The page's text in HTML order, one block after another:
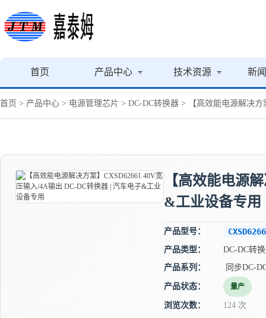
首页 产品中心 技术资源 新
首页 > 产品中心 > 电源管理芯片 > DC-DC转换器 > 【高效能电源解决方
【高效能电源
&工业设备专用
产品型号：
产品类型：
DC-DC转
产品系列：
同步DC-
产品状态： 量产
浏览次数： 124 次